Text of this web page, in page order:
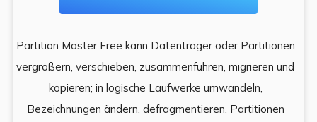
Partition Master Free kann Datenträger oder Partitionen
vergrößern, verschieben, zusammenführen, migrieren und
kopieren; in logische Laufwerke umwandeln,
Bezeichnungen ändern, defragmentieren, Partitionen